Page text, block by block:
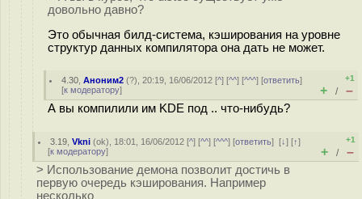
довольно давно?
Это обычная билд-система, кэширования на уровне
структур данных компилятора она дать не может.
4.30 ,Аноним2 (?), 20:19, 16/06/2012 [^] [^^] [^^^] [ответить]
[к модератору]
+1
+ / –
А вы компилили им KDE под .. что-нибудь?
3.19 ,Vkni (ok), 18:01, 16/06/2012 [^] [^^] [^^^] [ответить][↓] [↑]
[к модератору]
+1
+ / –
> Использование демона позволит достичь в
первую очередь кэширования. Например
несколько